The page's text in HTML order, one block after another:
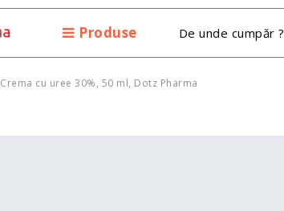
Produse De unde cumpăr ?
Crema cu uree 30%, 50 ml, Dotz Pharma